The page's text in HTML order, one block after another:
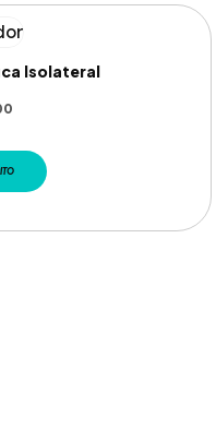
Isolateral